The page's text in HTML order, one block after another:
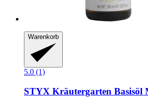
Warenkorb
5.0 (1)
STYX Kräutergarten Basisöl